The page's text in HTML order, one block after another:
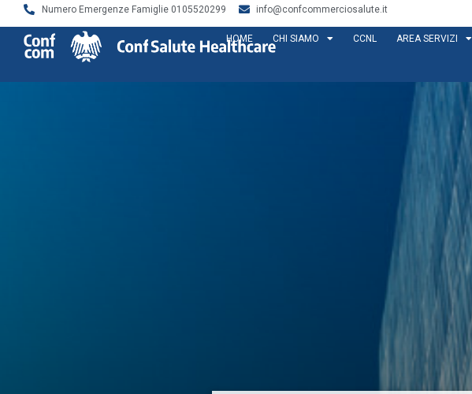
Numero Emergenze Famiglie 0105520299 info@confcommerciosalute.it
HOME CHI SIAMO CCNL AREA SERVIZI